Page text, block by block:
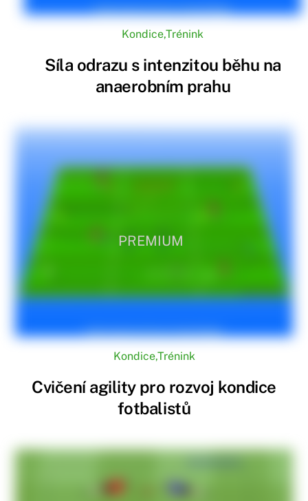
Kondice,Trénink
Síla odrazu s intenzitou běhu na
anaerobním prahu
PREMIUM
Kondice,Trénink
Cvičení agility pro rozvoj kondice
fotbalistů